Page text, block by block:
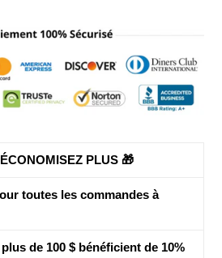
PLUS 🎁
toutes les commandes à
de 100 $ bénéficient de 10%